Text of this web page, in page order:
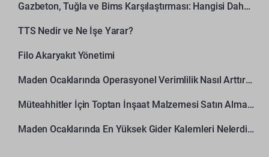
Gazbeton, Tuğla ve Bims Karşılaştırması: Hangisi Daha Avantajlı?
TTS Nedir ve Ne İşe Yarar?
Filo Akaryakıt Yönetimi
Maden Ocaklarında Operasyonel Verimlilik Nasıl Arttırılır?
Müteahhitler İçin Toptan İnşaat Malzemesi Satın Alma Rehberi
Maden Ocaklarında En Yüksek Gider Kalemleri Nelerdir?